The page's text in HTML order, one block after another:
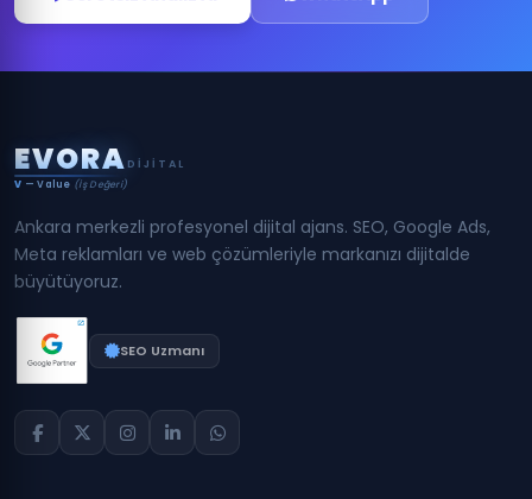
EVORA DIJITAL
V — Value (İş Değeri)
Ankara merkezli profesyonel dijital ajans. SEO, Google Ads,
Meta reklamları ve web çözümleriyle markanızı dijitalde
büyütüyoruz.
SEO Uzmanı